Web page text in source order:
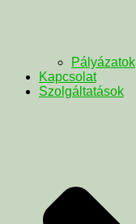
Pályázatok
Kapcsolat
Szolgáltatások